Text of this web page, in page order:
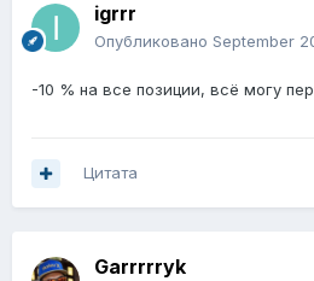
igrrr
Опубликовано September
-10 % на все позиции, всё могу
Цитата
Garrrrryk